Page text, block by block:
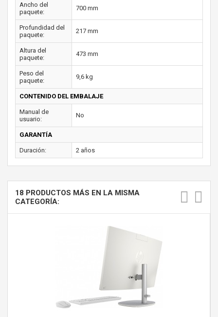
Ancho del
paquete:
700 mm
Profundidad del
paquete:
217 mm
Altura del
paquete:
473 mm
Peso del
paquete:
9,6 kg
CONTENIDO DEL EMBALAJE
Manual de
usuario:
No
GARANTÍA
Duración: 2 años
18 PRODUCTOS MÁS EN LA MISMA
CATEGORÍA: